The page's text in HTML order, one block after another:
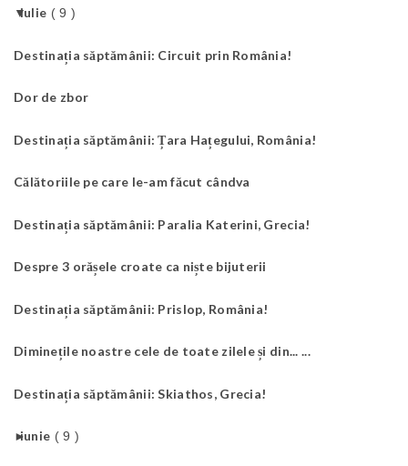
▼
iulie ( 9 )
Destinația săptămânii: Circuit prin România!
Dor de zbor
Destinația săptămânii: Țara Hațegului, România!
Călătoriile pe care le-am făcut cândva
Destinația săptămânii: Paralia Katerini, Grecia!
Despre 3 orășele croate ca niște bijuterii
Destinația săptămânii: Prislop, România!
Diminețile noastre cele de toate zilele și din... ...
Destinația săptămânii: Skiathos, Grecia!
►
iunie ( 9 )